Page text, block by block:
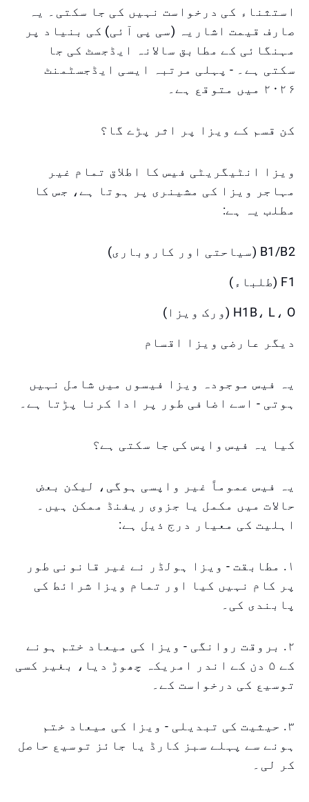
استثناء کی درخواست نہیں کی جا سکتی۔ یہ
صارف قیمت اشاریہ (سی پی آئی) کی بنیاد پر
مہنگائی کے مطابق سالانہ ایڈجسٹ کی جا
سکتی ہے۔ - پہلی مرتبہ ایسی ایڈجسٹمنٹ
۲۰۲۶ میں متوقع ہے۔
کن قسم کے ویزا پر اثر پڑے گا؟
ویزا انٹیگریٹی فیس کا اطلاق تمام غیر
مہاجر ویزا کی مشینری پر ہوتا ہے، جس کا
مطلب یہ ہے:
B1/B2 (سیاحتی اور کاروباری)
F1 (طلباء)
H1B، L، O (ورک ویزا)
دیگر عارضی ویزا اقسام
یہ فیس موجودہ ویزا فیسوں میں شامل نہیں
ہوتی - اسے اضافی طور پر ادا کرنا پڑتا ہے۔
کیا یہ فیس واپس کی جا سکتی ہے؟
یہ فیس عموماً غیر واپسی ہوگی، لیکن بعض
حالات میں مکمل یا جزوی ریفنڈ ممکن ہیں۔
اہلیت کی معیار درج ذیل ہے:
۱. مطابقت - ویزا ہولڈر نے غیر قانونی طور
پر کام نہیں کیا اور تمام ویزا شرائط کی
پابندی کی۔
۲. بروقت روانگی - ویزا کی میعاد ختم ہونے
کے ۵ دن کے اندر امریکہ چھوڑ دیا، بغیر کسی
توسیع کی درخواست کے۔
۳. حیثیت کی تبدیلی - ویزا کی میعاد ختم
ہونے سے پہلے سبز کارڈ یا جائز توسیع حاصل
کر لی۔